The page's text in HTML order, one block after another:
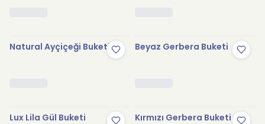
Natural Ayçiçeği Buketi Beyaz Gerbera Buketi
Lux Lila Gül Buketi Kırmızı Gerbera Buketi